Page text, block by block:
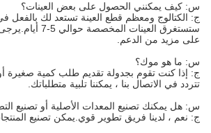
س: كيف يمكنني الحصول على بعض العينات؟
ج: الكتالوج ومعظم قطع العينة تستعد لك بالفعل
ستستغرق العينات
على مزيد من الدعم.
س: ما هو موك؟
ج: إذا كنت تقوم بجدولة تقديم طلب كمية صغيرة أو
تتردد في الاتصال بنا ، يمكننا تلبية متطلباتك.
س: هل يمكنك تصنيع المعدات الأصلية أو تصنيع
ج: نعم ، لدينا فريق تطوير قوي.يمكن تصنيع